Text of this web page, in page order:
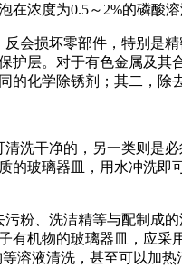
浓度为0.5～2%的磷酸
会损坏零部件，特别是
护层。对于有色金属及
的化学除锈剂；其二，
洗干净的，另一类则是
的玻璃器皿，用水冲洗
粉、洗洁精等与配制成
有机物的玻璃器皿，应
溶液清洗，甚至可以加热